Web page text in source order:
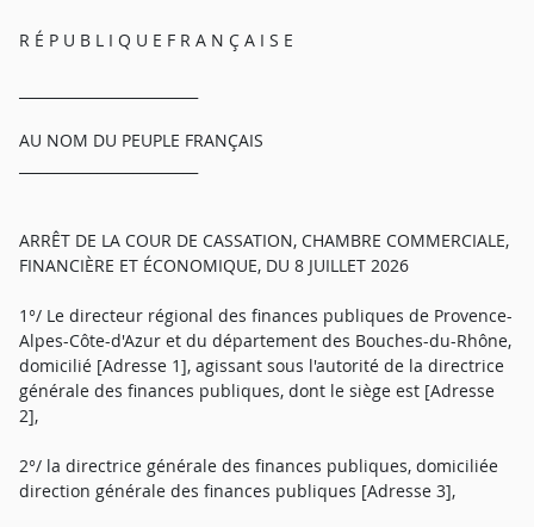
R É P U B L I Q U E F R A N Ç A I S E
AU NOM DU PEUPLE FRANÇAIS
ARRÊT DE LA COUR DE CASSATION, CHAMBRE COMMERCIALE,
FINANCIÈRE ET ÉCONOMIQUE, DU 8 JUILLET 2026
1°/ Le directeur régional des finances publiques de Provence-
Alpes-Côte-d'Azur et du département des Bouches-du-Rhône,
domicilié [Adresse 1], agissant sous l'autorité de la directrice
générale des finances publiques, dont le siège est [Adresse
2],
2°/ la directrice générale des finances publiques, domiciliée
direction générale des finances publiques [Adresse 3],